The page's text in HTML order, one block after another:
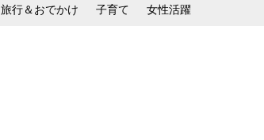
旅行＆おでかけ 子育て 女性活躍